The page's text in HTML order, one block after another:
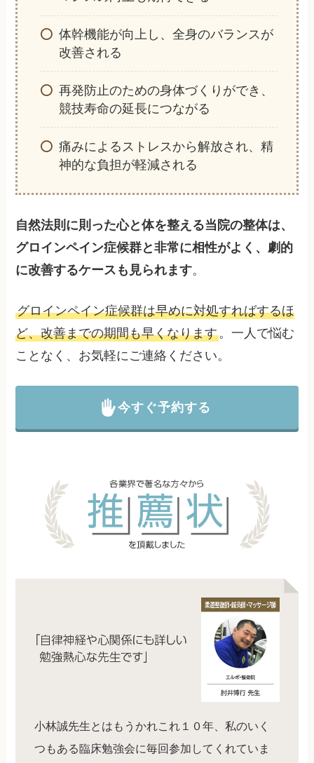
体幹機能が向上し、全身のバランスが
改善される
再発防止のための身体づくりができ、
競技寿命の延長につながる
痛みによるストレスから解放され、精
神的な負担が軽減される
自然法則に則った心と体を整える当院の整体は、
グロインペイン症候群と非常に相性がよく、劇的
に改善するケースも見られます。
グロインペイン症候群は早めに対処すればするほ
ど、改善までの期間も早くなります。一人で悩む
ことなく、お気軽にご連絡ください。
今すぐ予約する
小林誠先生とはもうかれこれ１０年、私のいく
つもある臨床勉強会に毎回参加してくれていま